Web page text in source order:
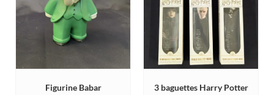
Figurine Babar 3 baguettes Harry Potter